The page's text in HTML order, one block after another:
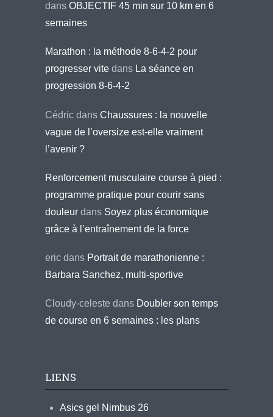
dans OBJECTIF 45 min sur 10 km en 6
semaines
Marathon : la méthode 8-6-4-2 pour
progresser vite dans La séance en
progression 8-6-4-2
Cédric dans Chaussures : la nouvelle
vague de l’oversize est-elle vraiment
l’avenir ?
Renforcement musculaire course à pied :
programme pratique pour courir sans
douleur dans Soyez plus économique
grâce à l’entraînement de la force
eric dans Portrait de marathonienne :
Barbara Sanchez, multi-sportive
Cloudy-celeste dans Doubler son temps
de course en 6 semaines : les plans
LIENS
Asics gel Nimbus 26